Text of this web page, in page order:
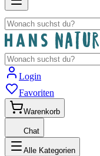
Login
Favoriten
Warenkorb
Chat
Alle Kategorien